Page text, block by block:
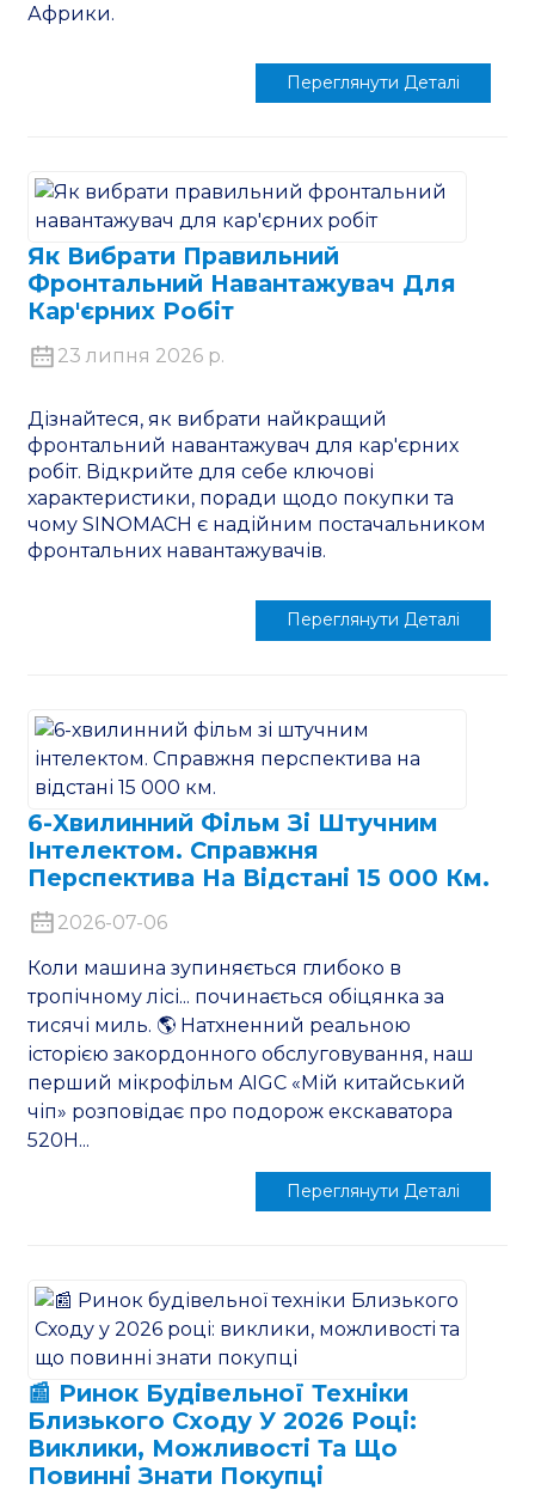
Африки.
Переглянути Деталі
Як Вибрати Правильний
Фронтальний Навантажувач Для
Кар'єрних Робіт
23 липня 2026 р.
Дізнайтеся, як вибрати найкращий
фронтальний навантажувач для кар'єрних
робіт. Відкрийте для себе ключові
характеристики, поради щодо покупки та
чому SINOMACH є надійним постачальником
фронтальних навантажувачів.
Переглянути Деталі
6-Хвилинний Фільм Зі Штучним
Інтелектом. Справжня
Перспектива На Відстані 15 000 Км.
2026-07-06
Коли машина зупиняється глибоко в
тропічному лісі... починається обіцянка за
тисячі миль. 🌎 Натхненний реальною
історією закордонного обслуговування, наш
перший мікрофільм AIGC «Мій китайський
чіп» розповідає про подорож екскаватора
520H...
Переглянути Деталі
📰 Ринок Будівельної Техніки
Близького Сходу У 2026 Році:
Виклики, Можливості Та Що
Повинні Знати Покупці